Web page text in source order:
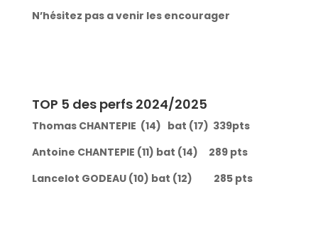
N’hésitez pas a venir les encourager
TOP 5 des perfs 2024/2025
Thomas CHANTEPIE (14) bat (17) 339pts
Antoine CHANTEPIE (11) bat (14) 289 pts
Lancelot GODEAU (10) bat (12) 285 pts